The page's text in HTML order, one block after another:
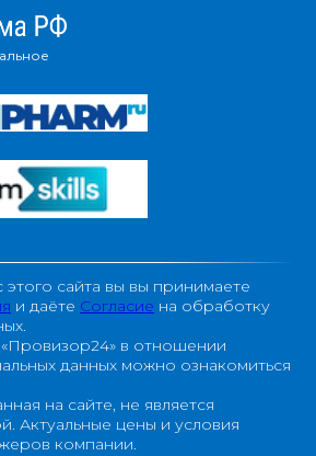
этого сайта вы вы принимаете
и даёте Согласие на обработку
в отношении
данных можно ознакомиться
на сайте, не является
Актуальные цены и условия
компании.